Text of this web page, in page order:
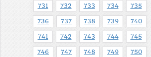
731 732 733 734 735
736 737 738 739 740
741 742 743 744 745
746 747 748 749 750